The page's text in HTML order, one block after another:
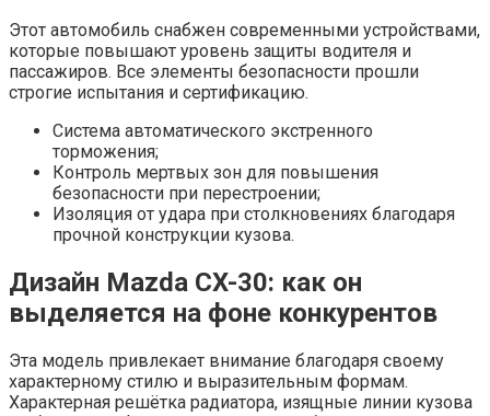
Этот автомобиль снабжен современными устройствами,
которые повышают уровень защиты водителя и
пассажиров. Все элементы безопасности прошли
строгие испытания и сертификацию.
Система автоматического экстренного
торможения;
Контроль мертвых зон для повышения
безопасности при перестроении;
Изоляция от удара при столкновениях благодаря
прочной конструкции кузова.
Дизайн Mazda CX-30: как он
выделяется на фоне конкурентов
Эта модель привлекает внимание благодаря своему
характерному стилю и выразительным формам.
Характерная решётка радиатора, изящные линии кузова